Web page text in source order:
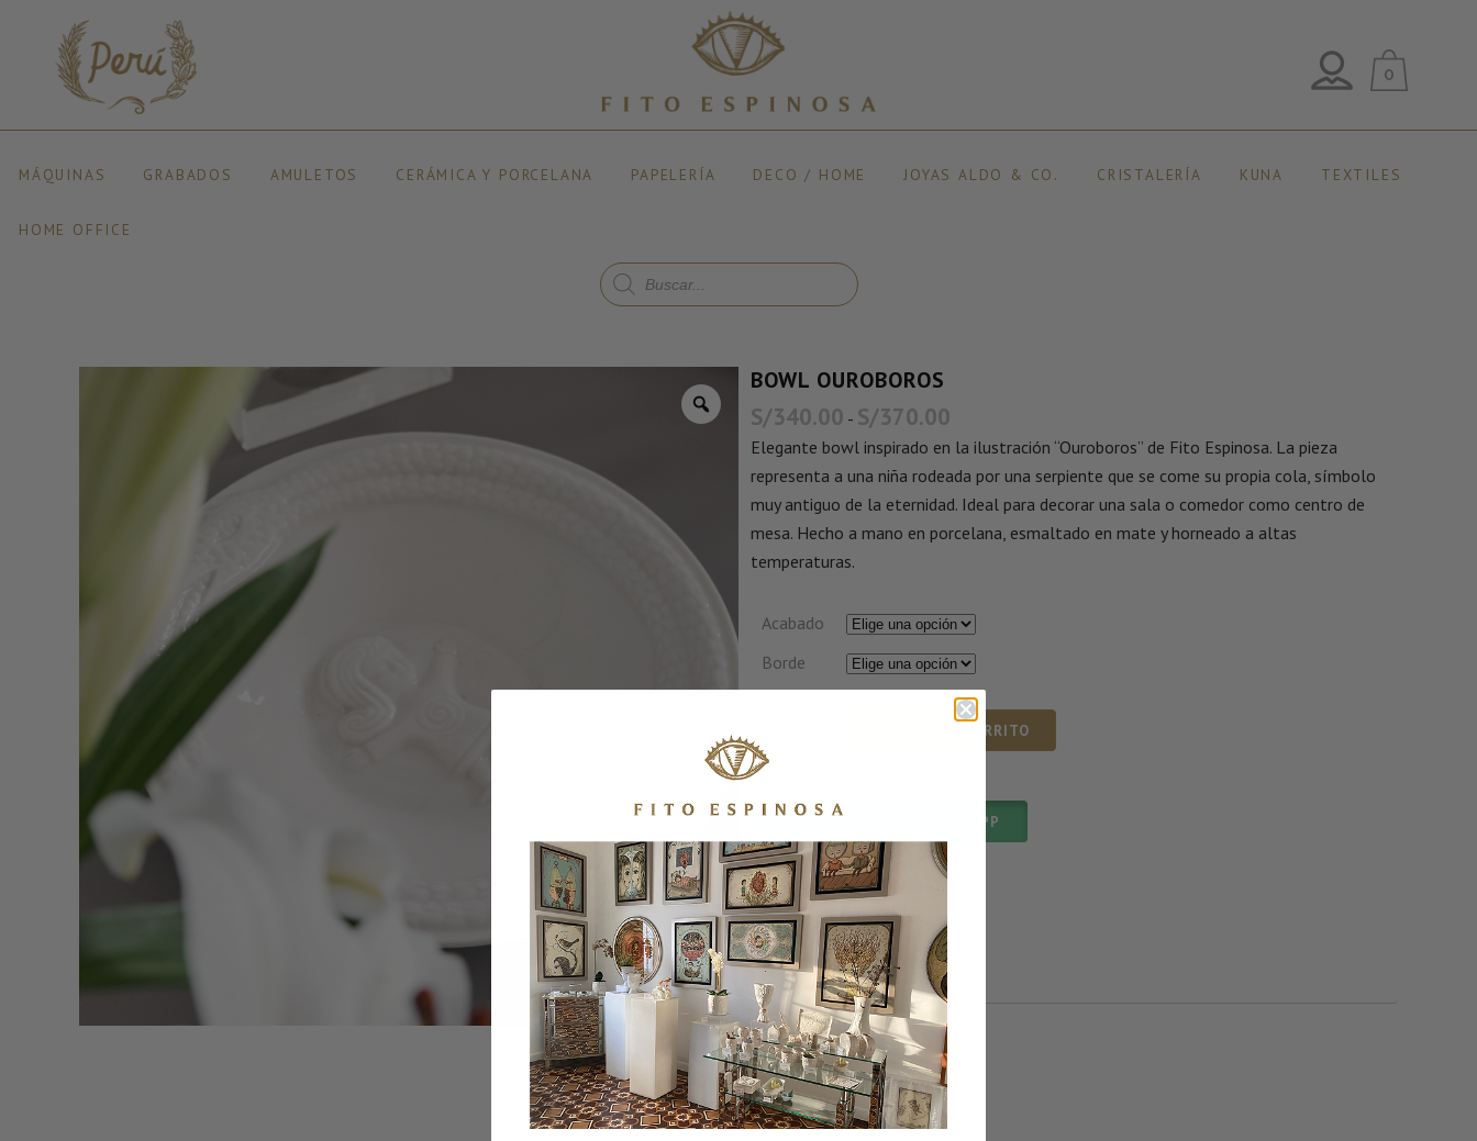
0
MÁQUINAS GRABADOS AMULETOS CERÁMICA Y PORCELANA PAPELERÍA DECO / HOME JOYAS ALDO & CO. CRISTALERÍA KUNA TEXTILES
HOME OFFICE
BOWL OUROBOROS
S/340.00 - S/370.00
Elegante bowl inspirado en la ilustración “Ouroboros” de Fito Espinosa. La pieza
representa a una niña rodeada por una serpiente que se come su propia cola, símbolo
muy antiguo de la eternidad. Ideal para decorar una sala o comedor como centro de
mesa. Hecho a mano en porcelana, esmaltado en mate y horneado a altas
temperaturas.
Acabado
Borde
AÑADIR AL CARRITO
CONSULTA POR WHATSAPP
SKU: BOWLOUROBOROS
CATEGORÍA:Bowls - Fuentes
MÁS INFORMACIÓN
BORDE Ninguno,Oro Plata